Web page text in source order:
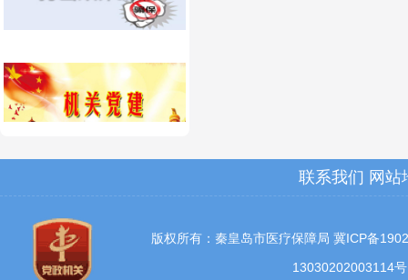
联系我们 网站
版权所有：秦皇岛市医疗保障局 冀ICP备
13030202003114号